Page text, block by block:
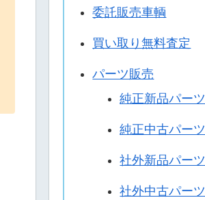
委託販売車輌
買い取り無料査定
パーツ販売
純正新品パーツ
純正中古パーツ
社外新品パーツ
社外中古パーツ